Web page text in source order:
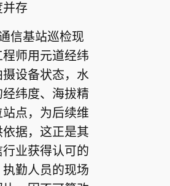
并存
信基站巡检现
程师用元道经纬
设备状态，水
经纬度、海拔精
站点，为后续维
依据，这正是其
行业获得认可的
执勤人员的现场